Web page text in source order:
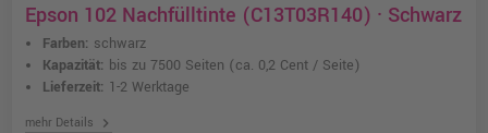
Epson 102 Nachfülltinte (C13T03R140) · Schwarz
Farben: schwarz
Kapazität: bis zu 7500 Seiten (ca. 0,2 Cent / Seite)
Lieferzeit: 1-2 Werktage
mehr Details chevron_right